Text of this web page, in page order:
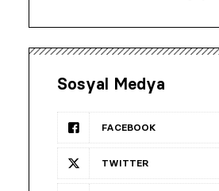
Sosyal Medya
FACEBOOK
TWITTER